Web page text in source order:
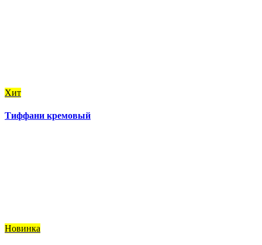
Хит
Тиффани кремовый
Новинка